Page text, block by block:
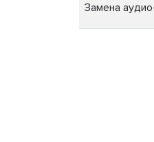
Замена